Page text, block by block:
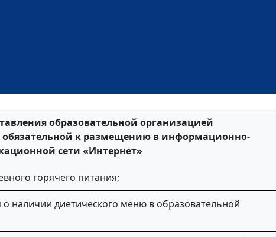
образовательной организацией
к размещению в информационно-
сети «Интернет»
горячего питания;
наличии диетического меню в образовательной